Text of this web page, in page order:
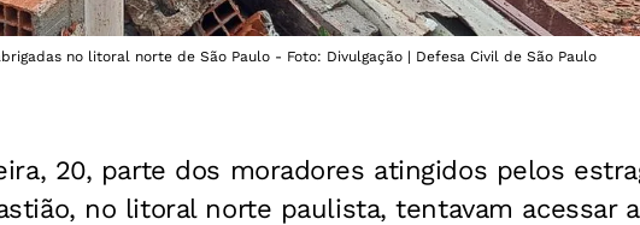
no litoral norte de São Paulo - Foto: Divulgação | Defesa Civil de São Paulo
20, parte dos moradores atingidos pelos
no litoral norte paulista, tentavam acessar